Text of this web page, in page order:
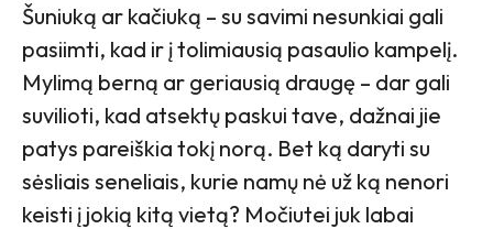
Šuniuką ar kačiuką – su savimi nesunkiai gali
pasiimti, kad ir į tolimiausią pasaulio kampelį.
Mylimą berną ar geriausią draugę – dar gali
suvilioti, kad atsektų paskui tave, dažnai jie
patys pareiškia tokį norą. Bet ką daryti su
sėsliais seneliais, kurie namų nė už ką nenori
keisti į jokią kitą vietą? Močiutei juk labai